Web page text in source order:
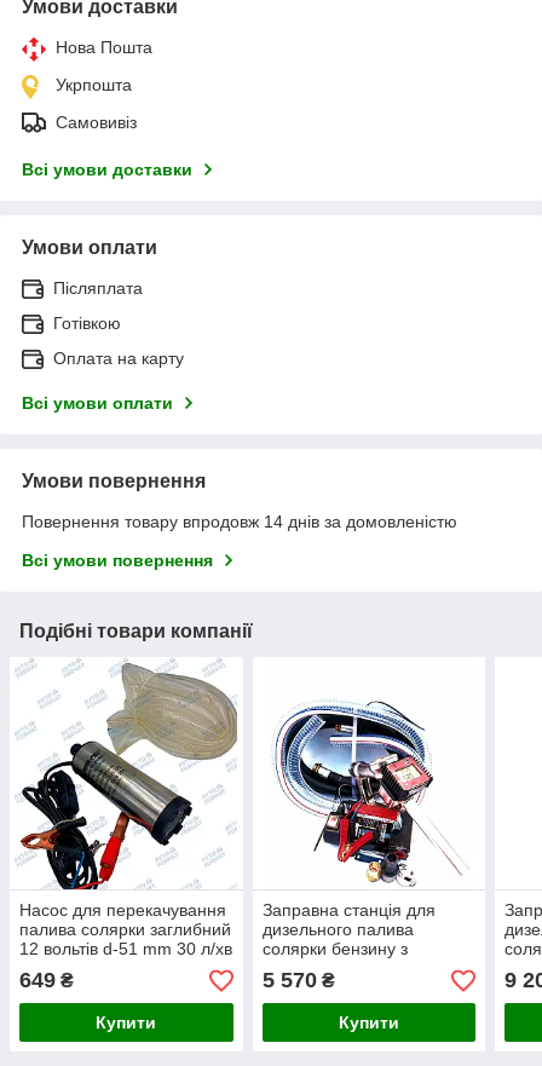
Умови доставки
Нова Пошта
Укрпошта
Самовивіз
Всі умови доставки
Умови оплати
Післяплата
Готівкою
Оплата на карту
Всі умови оплати
Умови повернення
Повернення товару впродовж 14 днів за домовленістю
Всі умови повернення
Подібні товари компанії
Насос для перекачування
палива солярки заглибний
12 вольтів d-51 mm 30 л/хв
зі шлангом 3 м
649 ₴
Купити
Заправна станція для
дизельного палива
солярки бензину з
витратоміром 24V
5 570₴
Купити
9